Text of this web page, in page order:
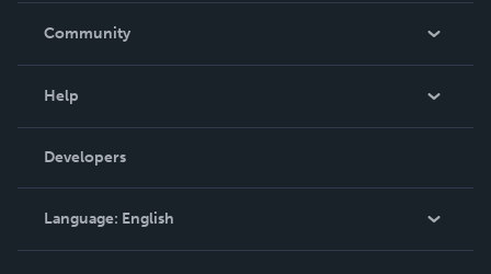
In The News
Community
Podcast
Help
Order Lookup
Knowledge Base
Contact Support
Developers
Language: English